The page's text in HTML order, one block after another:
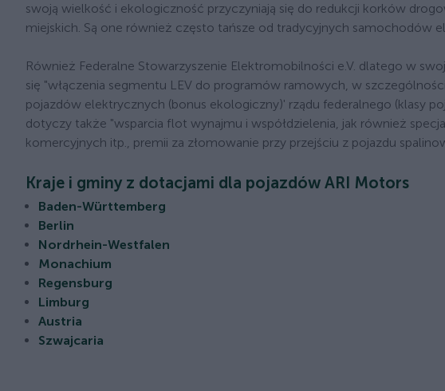
swoją wielkość i ekologiczność przyczyniają się do redukcji korków
miejskich. Są one również często tańsze od tradycyjnych samochodów
Również Federalne Stowarzyszenie Elektromobilności e.V. dlatego w
się "włączenia segmentu LEV do programów ramowych, w
pojazdów elektrycznych (bonus ekologiczny)' rządu federalnego (klasy
dotyczy także "wsparcia flot wynajmu i współdzielenia, jak również
komercyjnych itp., premii za złomowanie przy przejściu z pojazdu
Kraje i gminy z dotacjami dla pojazdów ARI Motors
Baden-Württemberg
Berlin
Nordrhein-Westfalen
Monachium
Regensburg
Limburg
Austria
Szwajcaria